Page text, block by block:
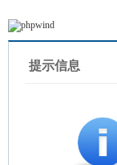
提示信息